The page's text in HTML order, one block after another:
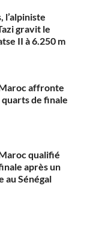
l’alpiniste
gravit le
II à 6.250 m
affronte
quarts de finale
qualifié
après un
au Sénégal